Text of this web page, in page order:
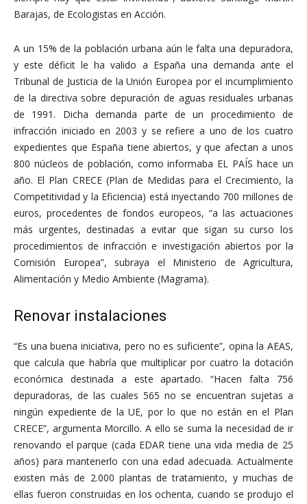
Barajas, de Ecologistas en Acción.
A un 15% de la población urbana aún le falta una depuradora,
y este déficit le ha valido a España una demanda ante el
Tribunal de Justicia de la Unión Europea por el incumplimiento
de la directiva sobre depuración de aguas residuales urbanas
de 1991. Dicha demanda parte de un procedimiento de
infracción iniciado en 2003 y se refiere a uno de los cuatro
expedientes que España tiene abiertos, y que afectan a unos
800 núcleos de población, como informaba EL PAÍS hace un
año. El Plan CRECE (Plan de Medidas para el Crecimiento, la
Competitividad y la Eficiencia) está inyectando 700 millones de
euros, procedentes de fondos europeos, “a las actuaciones
más urgentes, destinadas a evitar que sigan su curso los
procedimientos de infracción e investigación abiertos por la
Comisión Europea”, subraya el Ministerio de Agricultura,
Alimentación y Medio Ambiente (Magrama).
Renovar instalaciones
“Es una buena iniciativa, pero no es suficiente”, opina la AEAS,
que calcula que habría que multiplicar por cuatro la dotación
económica destinada a este apartado. “Hacen falta 756
depuradoras, de las cuales 565 no se encuentran sujetas a
ningún expediente de la UE, por lo que no están en el Plan
CRECE”, argumenta Morcillo. A ello se suma la necesidad de ir
renovando el parque (cada EDAR tiene una vida media de 25
años) para mantenerlo con una edad adecuada. Actualmente
existen más de 2.000 plantas de tratamiento, y muchas de
ellas fueron construidas en los ochenta, cuando se produjo el